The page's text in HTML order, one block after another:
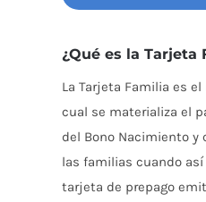
¿Qué es la Tarjeta
La Tarjeta Familia es
cual se materializa el
del Bono Nacimiento y
las familias cuando así
tarjeta de prepago